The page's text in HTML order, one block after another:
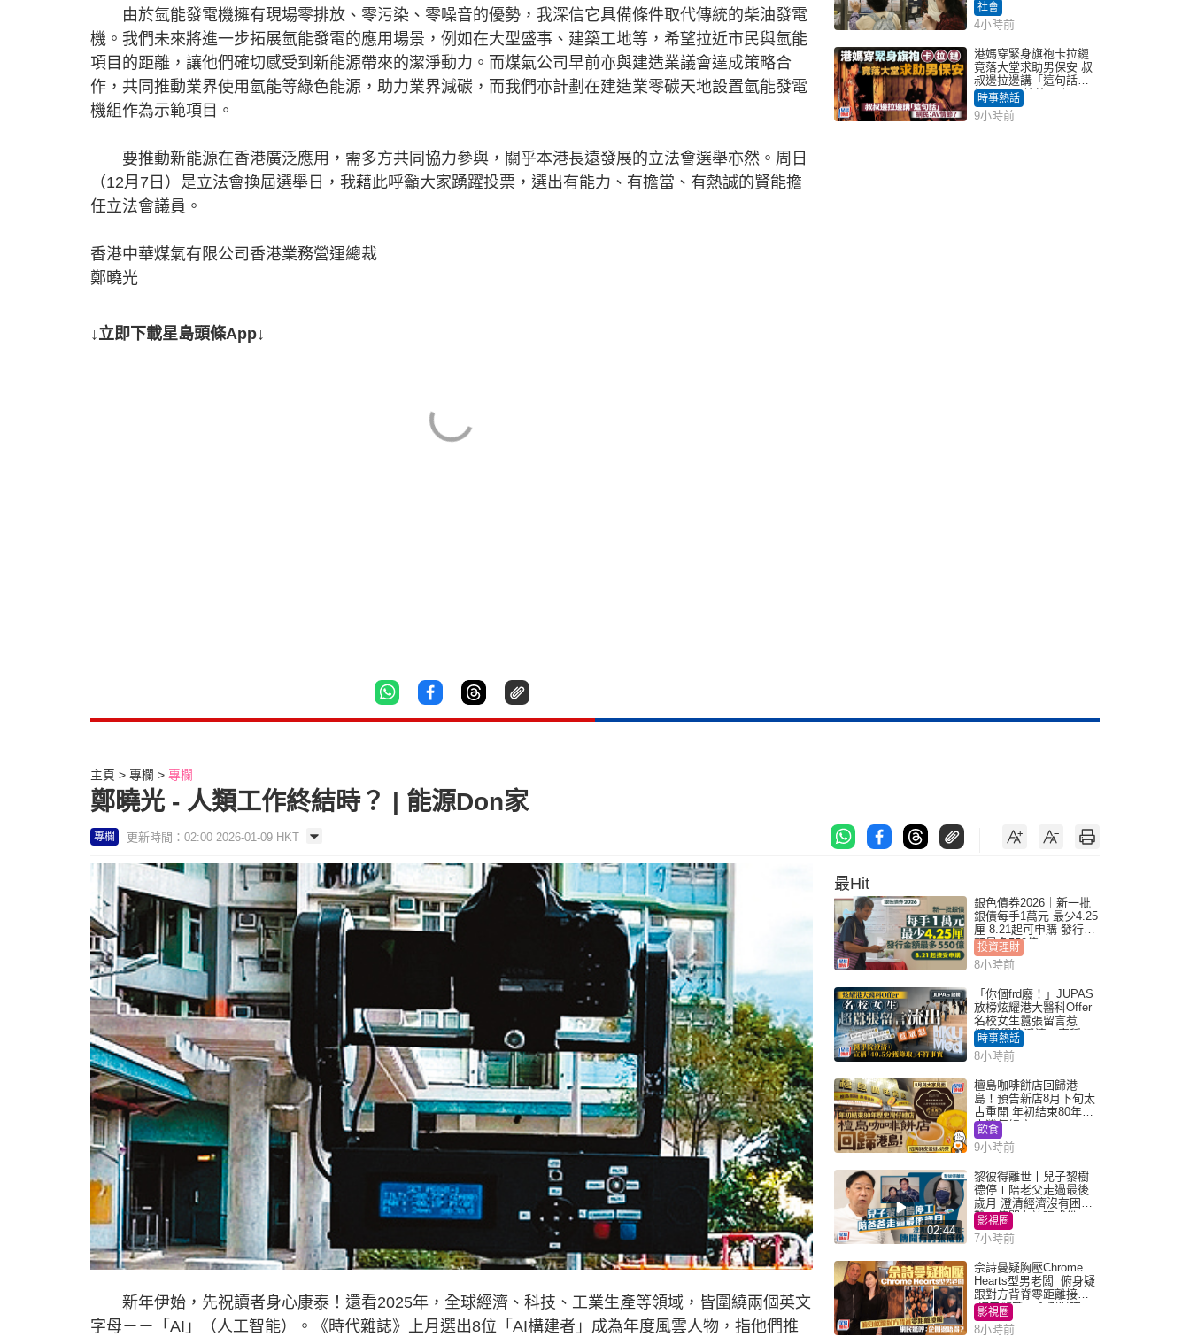
由於氫能發電機擁有現場零排放、零污染、零噪音的優勢，我深信它具備條件取代傳統的柴油發電
機。我們未來將進一步拓展氫能發電的應用場景，例如在大型盛事、建築工地等，希望拉近市民與氫能
項目的距離，讓他們確切感受到新能源帶來的潔淨動力。而煤氣公司早前亦與建造業議會達成策略合
作，共同推動業界使用氫能等綠色能源，助力業界減碳，而我們亦計劃在建造業零碳天地設置氫能發電
機組作為示範項目。
要推動新能源在香港廣泛應用，需多方共同協力參與，關乎本港長遠發展的立法會選舉亦然。周日
（12月7日）是立法會換屆選舉日，我藉此呼籲大家踴躍投票，選出有能力、有擔當、有熱誠的賢能擔
任立法會議員。
香港中華煤氣有限公司香港業務營運總裁
鄭曉光
↓立即下載星島頭條App↓
社會
4小時前
港媽穿緊身旗袍卡拉鏈
竟落大堂求助男保安 叔
叔邊拉邊講「這句話」
網民：AV情節？｜Juicy
叮
時事熱話
9小時前
主頁 專欄 專欄
鄭曉光 - 人類工作終結時？ | 能源Don家
專欄 更新時間：02:00 2026-01-09 HKT
新年伊始，先祝讀者身心康泰！還看2025年，全球經濟、科技、工業生產等領域，皆圍繞兩個英文
字母－－「AI」（人工智能）。《時代雜誌》上月選出8位「AI構建者」成為年度風雲人物，指他們推
最Hit
銀色債券2026｜新一批
銀債每手1萬元 最少4.25
厘 8.21起可申購 發行金
額最多550億
投資理財
8小時前
「你個frd廢！」JUPAS
放榜炫耀港大醫科Offer
名校女生囂張留言惹眾
怒 醫學院澄清：宣稱
「40.5分獲錄取」不符事
實｜Juicy叮
時事熱話
8小時前
檀島咖啡餅店回歸港
島！預告新店8月下旬太
古重開 年初結束80年歷
史灣仔總店
飲食
9小時前
02:44
黎彼得離世丨兒子黎樹
德停工陪老父走過最後
歲月 澄清經濟沒有困
難：傳聞有誇張成份
影視圈
7小時前
佘詩曼疑胸壓Chrome
Hearts型男老闆 俯身疑
跟對方背脊零距離接觸
網民驚呼：企側邊唔
得？
影視圈
8小時前